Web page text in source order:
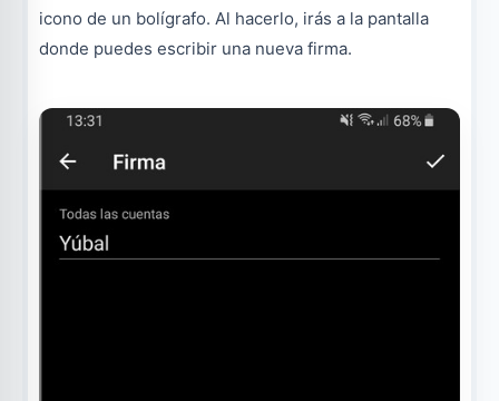
icono de un bolígrafo. Al hacerlo, irás a la pantalla
donde puedes escribir una nueva firma.